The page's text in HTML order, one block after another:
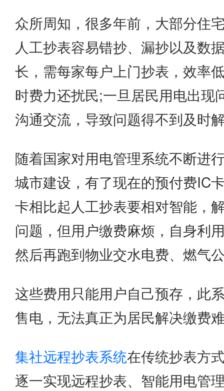
众所周知，很多年前，大部分住
人工抄表容易错抄、漏抄以及数
长，需每家每户上门抄表，效率
时费力还扰民;一旦居民用电出现
沟通交流，导致问题得不到及时
随着国家对用电管理系统不断进
城市建设，有了现在的预付费IC
卡相比起人工抄表要相对智能，
问题，但用户缴费麻烦，自身利
然后再跑到物业交水电费、燃气
这些费用只能用户自己预存，此
售电，无法真正为居民解决缴费
集社远程抄表系统在传统抄表方
逐一实现远程抄表、智能用电管